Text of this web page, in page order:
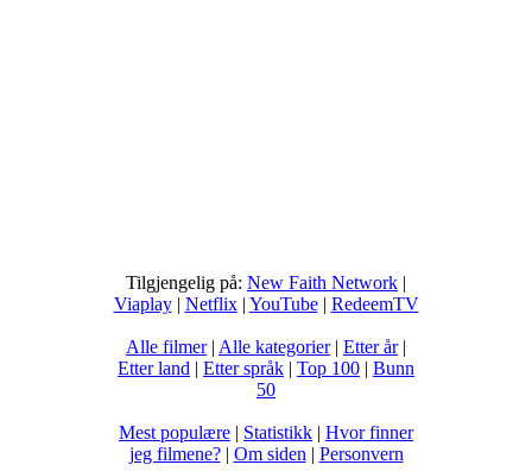
Tilgjengelig på: New Faith Network |
Viaplay| Netflix| YouTube| RedeemTV
Alle filmer| Alle kategorier| Etter år|
Etter land | Etter språk | Top 100 | Bunn
50
Mest populære | Statistikk | Hvor finner
jeg filmene?| Om siden | Personvern